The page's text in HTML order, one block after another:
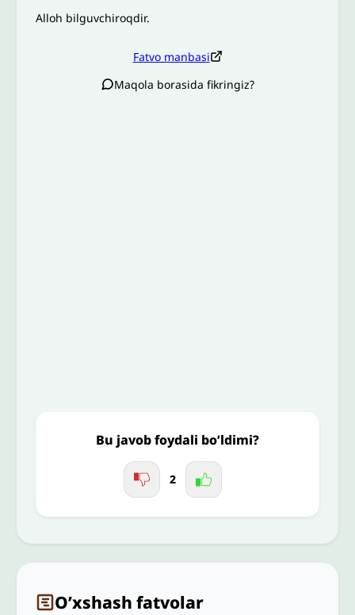
Alloh bilguvchiroqdir.
Fatvo manbasi
Maqola borasida fikringiz?
Bu javob foydali bo’ldimi?
2
O’xshash fatvolar